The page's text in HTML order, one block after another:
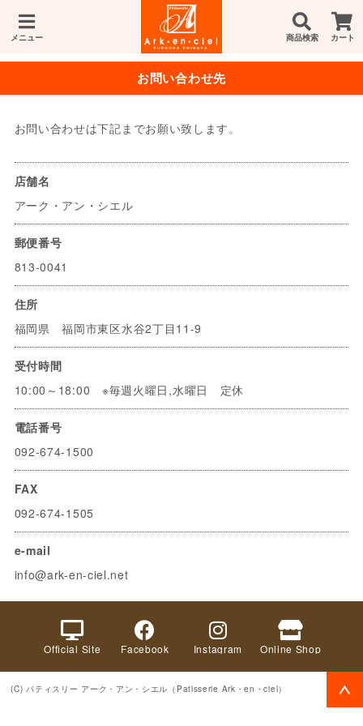
メニュー 商品検索 カート
お問い合わせ先
お問い合わせは下記までお願い致します。
店舗名
アーク・アン・シエル
郵便番号
813-0041
住所
福岡県 福岡市東区水谷2丁目11-9
受付時間
10:00～18:00 ※毎週火曜日,水曜日 定休
電話番号
092-674-1500
FAX
092-674-1505
e-mail
info@ark-en-ciel.net
Official Site Facebook Instagram Online Shop
(C) パティスリー アーク・アン・シエル（Patisserie Ark・en・ciel）